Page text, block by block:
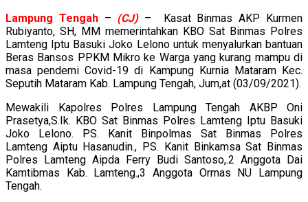
Lampung Tengah– (CJ)– Kasat Binmas AKP Kurmen
Rubiyanto, SH, MM memerintahkan KBO Sat Binmas Polres
Lamteng Iptu Basuki Joko Lelono untuk menyalurkan bantuan
Beras Bansos PPKM Mikro ke Warga yang kurang mampu di
masa pendemi Covid-19 di Kampung Kurnia Mataram Kec.
Seputih Mataram Kab. Lampung Tengah, Jum,at (03/09/2021).
Mewakili Kapolres Polres Lampung Tengah AKBP Oni
Prasetya,S.Ik. KBO Sat Binmas Polres Lamteng Iptu Basuki
Joko Lelono. PS. Kanit Binpolmas Sat Binmas Polres
Lamteng Aiptu Hasanudin., PS. Kanit Binkamsa Sat Binmas
Polres Lamteng Aipda Ferry Budi Santoso,.2 Anggota Dai
Kamtibmas Kab. Lamteng.,3 Anggota Ormas NU Lampung
Tengah.